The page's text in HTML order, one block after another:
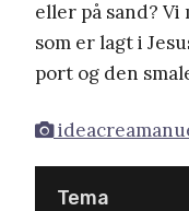
eller på sand?
som er lagt i
port og den
Tema